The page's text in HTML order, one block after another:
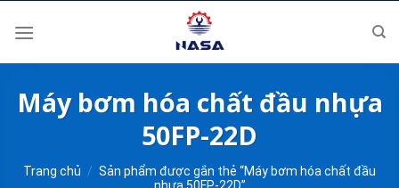
Máy bơm hóa chất đầu nhựa
50FP-22D
Trang chủ / Sản phẩm được gắn thẻ “Máy bơm hóa chất đầu